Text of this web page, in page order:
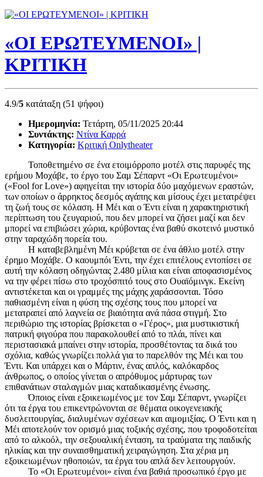
«ΟΙ ΕΡΩΤΕΥΜΕΝΟΙ» |
ΚΡΙΤΙΚΗ
4.9/5 κατάταξη (51 ψήφοι)
Ημερομηνία: Τετάρτη, 05/11/2025 20:44
Συντάκτης: Ντίνα Καρρά
Κατηγορία: Κριτική Onlytheater
Τοποθετημένο σε ένα ετοιμόρροπο μοτέλ στις παρυφές της
ερήμου Μοχάβε, το έργο του Σαμ Σέπαρντ «Οι Ερωτευμένοι»
(«Fool for Love») αφηγείται την ιστορία δύο μαχόμενων εραστών,
των οποίων ο άρρηκτος δεσμός αγάπης και μίσους έχει μετατρέψει
τη ζωή τους σε κόλαση. Η Μέι και ο Έντι είναι η χαρακτηριστική
περίπτωση του ζευγαριού, που δεν μπορεί να ζήσει μαζί και δεν
μπορεί να επιβιώσει χώρια, κρύβοντας ένα βαθύ σκοτεινό μυστικό
στην ταραχώδη πορεία του.
Η καταβεβλημένη Μέι κρύβεται σε ένα άθλιο μοτέλ στην
έρημο Μοχάβε. Ο καουμπόι Έντι, την έχει επιτέλους εντοπίσει σε
αυτή την κόλαση οδηγώντας 2.480 μίλια και είναι αποφασισμένος
να την φέρει πίσω στο τροχόσπιτό τους στο Ουαϊόμινγκ. Εκείνη
αντιστέκεται και οι γραμμές της μάχης χαράσσονται. Τόσο
παθιασμένη είναι η φύση της σχέσης τους που μπορεί να
μετατραπεί από λαγνεία σε βιαιότητα ανά πάσα στιγμή. Στο
περιθώριο της ιστορίας βρίσκεται ο «Γέρος», μια μυστικιστική
πατρική φιγούρα που παρακολουθεί από το πλάι, πίνει και
περιστασιακά μπαίνει στην ιστορία, προσθέτοντας τα δικά του
σχόλια, καθώς γνωρίζει πολλά για το παρελθόν της Μέι και του
Έντι. Και υπάρχει και ο Μάρτιν, ένας απλός, καλόκαρδος
άνθρωπος, ο οποίος γίνεται ο απρόθυμος μάρτυρας των
επιθανάτιων σταλαγμών μιας καταδικασμένης ένωσης.
Όποιος είναι εξοικειωμένος με τον Σαμ Σέπαρντ, γνωρίζει
ότι τα έργα του επικεντρώνονται σε θέματα οικογενειακής
δυσλειτουργίας, διαλυμένων σχέσεων και αιμομιξίας. Ο Έντι και η
Μέι αποτελούν τον ορισμό μιας τοξικής σχέσης, που τροφοδοτείται
από το αλκοόλ, την σεξουαλική ένταση, τα τραύματα της παιδικής
ηλικίας και την συναισθηματική χειραγώγηση. Στα χέρια μη
εξοικειωμένων ηθοποιών, τα έργα του απλά δεν λειτουργούν.
Το «Οι Ερωτευμένοι» είναι ένα βαθιά προσωπικό έργο με